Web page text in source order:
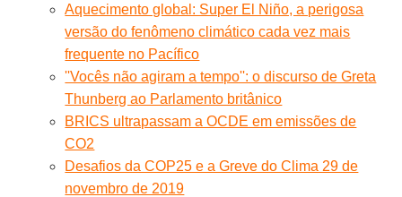
Aquecimento global: Super El Niño, a perigosa
versão do fenômeno climático cada vez mais
frequente no Pacífico
''Vocês não agiram a tempo'': o discurso de Greta
Thunberg ao Parlamento britânico
BRICS ultrapassam a OCDE em emissões de
CO2
Desafios da COP25 e a Greve do Clima 29 de
novembro de 2019